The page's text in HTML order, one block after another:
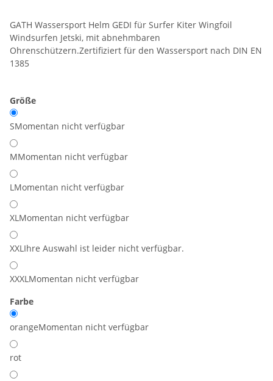
GATH Wassersport Helm GEDI für Surfer Kiter Wingfoil
Windsurfen Jetski, mit abnehmbaren
Ohrenschützern.Zertifiziert für den Wassersport nach DIN EN
1385
Größe
SMomentan nicht verfügbar
MMomentan nicht verfügbar
LMomentan nicht verfügbar
XLMomentan nicht verfügbar
XXLIhre Auswahl ist leider nicht verfügbar.
XXXLMomentan nicht verfügbar
Farbe
orangeMomentan nicht verfügbar
rot